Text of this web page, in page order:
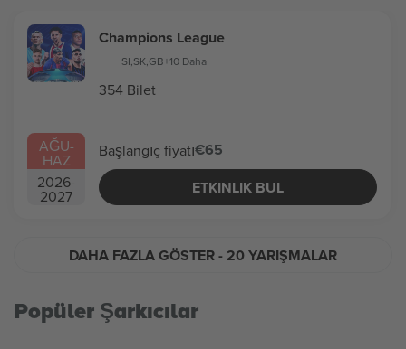
AĞU-
HAZ
2026-
2027
Champions League
SI,SK,GB+10 Daha
354 Bilet
Başlangıç fiyatı€65
ETKINLIK BUL
DAHA FAZLA GÖSTER- 20 YARIŞMALAR
Popüler Şarkıcılar